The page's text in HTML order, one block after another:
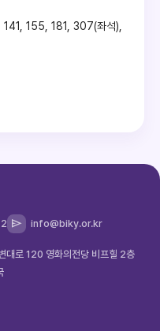
155, 181, 307(좌석),
info@biky.or.kr
로 120 영화의전당 비프힐 2층